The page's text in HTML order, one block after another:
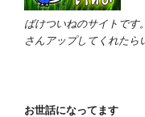
ばけついねのサイトです
さんアップしてくれたら
お世話になってます